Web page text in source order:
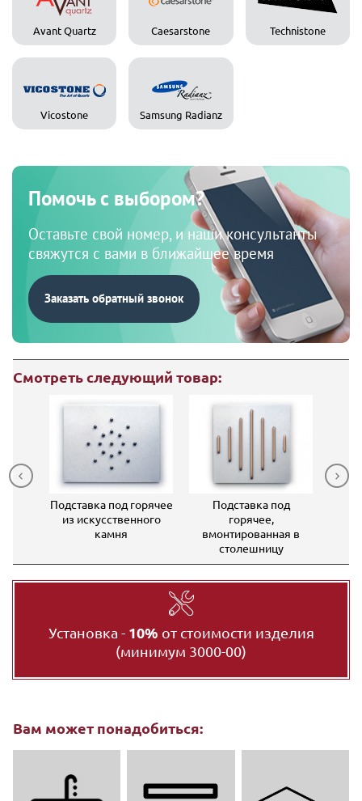
Avant Quartz Caesarstone Technistone
Vicostone Samsung Radianz
Помочь с выбором?
Оставьте свой номер, и наши консультанты
свяжутся с вами в ближайшее время
Заказать обратный звонок
Смотреть следующий товар:
Подставка под горячее
из искусственного
камня
Подставка под
горячее,
вмонтированная в
столешницу
Установка - 10% от стоимости изделия
(минимум 3000-00)
Вам может понадобиться: